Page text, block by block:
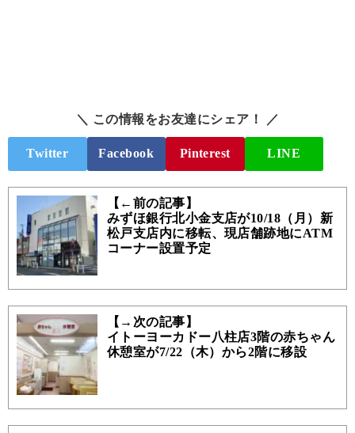
＼ この情報をお友達にシェア！ ／
Twitter Facebook Pinterest LINE
【←前の記事】
みずほ銀行北小金支店が10/18（月）新
松戸支店内に移転、現店舗跡地にATM
コーナー設置予定
【→次の記事】
イトーヨーカドー八柱店3階の赤ちゃん
休憩室が7/22（木）から2階に移設